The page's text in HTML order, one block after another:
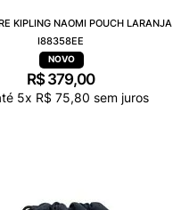
KIPLING NAOMI POUCH LARANJA
I88358EE
R$ 379,00
5x R$ 75,80 sem juros